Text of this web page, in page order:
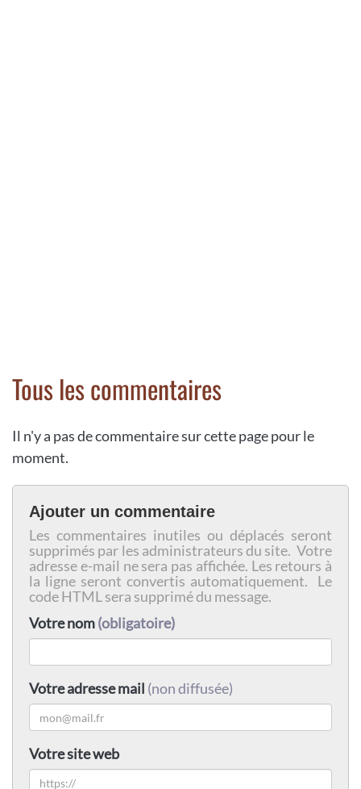
Tous les commentaires
Il n'y a pas de commentaire sur cette page pour le
moment.
Ajouter un commentaire
Les commentaires inutiles ou déplacés seront
supprimés par les administrateurs du site. Votre
adresse e-mail ne sera pas affichée. Les retours à
la ligne seront convertis automatiquement. Le
code HTML sera supprimé du message.
Votre nom(obligatoire)
Votre adresse mail (non diffusée)
Votre site web